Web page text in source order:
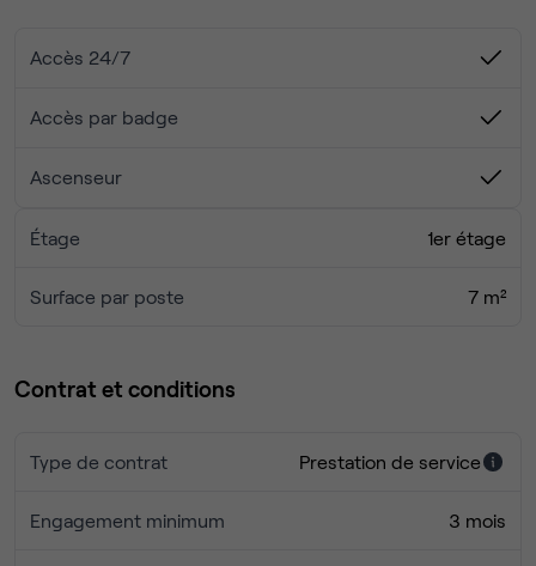
Accès 24/7
Accès par badge
Ascenseur
Étage 1er étage
Surface par poste 7 m²
Contrat et conditions
Type de contrat Prestation de service
Engagement minimum 3 mois